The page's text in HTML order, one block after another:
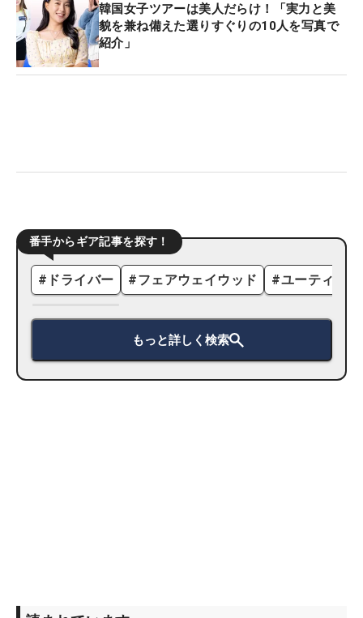
韓国女子ツアーは美人だらけ！「実力と美
貌を兼ね備えた選りすぐりの10人を写真で
紹介」
番手からギア記事を探す！
# ドライバー #フェアウェイウッド #ユーティリ
もっと詳しく検索